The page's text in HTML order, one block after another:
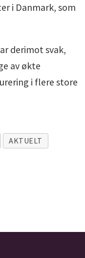
i Danmark, som
derimot svak,
av økte
i flere store
AKTUELT